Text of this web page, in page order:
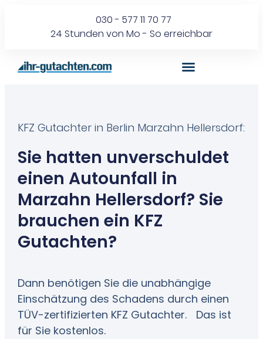
030 - 577 11 70 77
24 Stunden von Mo - So erreichbar
KFZ Gutachter in Berlin Marzahn Hellersdorf:
Sie hatten unverschuldet
einen Autounfall in
Marzahn Hellersdorf? Sie
brauchen ein KFZ
Gutachten?
Dann benötigen Sie die unabhängige
Einschätzung des Schadens durch einen
TÜV-zertifizierten KFZ Gutachter. Das ist
für Sie kostenlos.